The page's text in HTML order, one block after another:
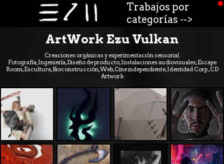
Trabajos por
categorías -->
ArtWork Ezu Vulkan
Creaciones orgánicas y experimentación sensorial.
Fotografía, Ingeniería, Diseño de producto, Instalaciones audiovisuales, Escape
Room, Escultura, Bioconstrucción, Web, Cine independiente, Identidad Corp., CD
Artwork